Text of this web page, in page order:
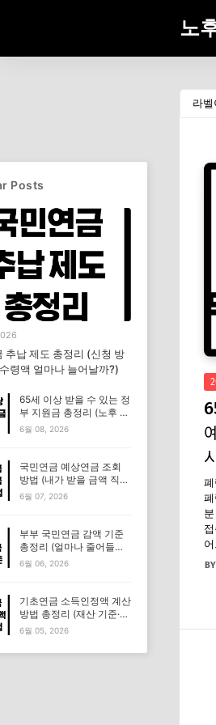
노
라벨
Posts
추납 제도 총정리 (신청 방
령액 얼마나 늘어날까?)
65세 이상 받을 수 있는 정
부 지원금 총정리 (노후 필
수 혜택 모음)
6월 08, 2026
국민연금 예상연금 조회
방법 (내가 받을 금액 직접
확인하기)
6월 07, 2026
부부 국민연금 감액 기준
총정리 (얼마나 줄어들
까?)
6월 06, 2026
기초연금 소득인정액 계산
방법 총정리 (재산 기준·감
액 조건 포함)
6월 05, 2026